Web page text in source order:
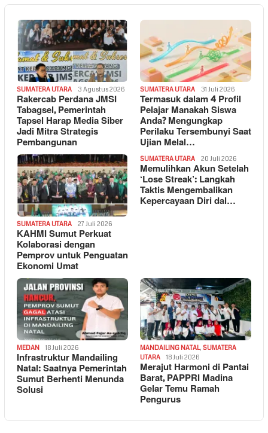
SUMATERA UTARA 3 Agustus 2026
Rakercab Perdana JMSI
Tabagsel, Pemerintah
Tapsel Harap Media Siber
Jadi Mitra Strategis
Pembangunan
SUMATERA UTARA 31 Juli 2026
Termasuk dalam 4 Profil
Pelajar Manakah Siswa
Anda? Mengungkap
Perilaku Tersembunyi Saat
Ujian Melal…
SUMATERA UTARA 27 Juli 2026
KAHMI Sumut Perkuat
Kolaborasi dengan
Pemprov untuk Penguatan
Ekonomi Umat
SUMATERA UTARA 20 Juli 2026
Memulihkan Akun Setelah
‘Lose Streak’: Langkah
Taktis Mengembalikan
Kepercayaan Diri dal…
MEDAN 18 Juli 2026
Infrastruktur Mandailing
Natal: Saatnya Pemerintah
Sumut Berhenti Menunda
Solusi
MANDAILING NATAL, SUMATERA
UTARA
18 Juli 2026
Merajut Harmoni di Pantai
Barat, PAPPRI Madina
Gelar Temu Ramah
Pengurus